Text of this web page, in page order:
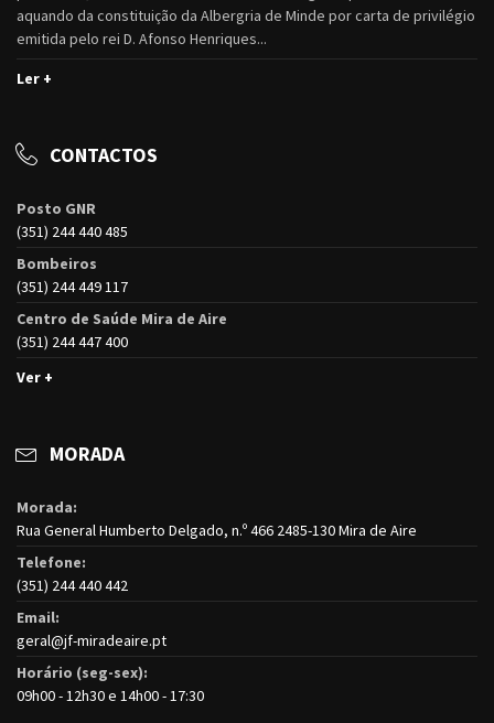
aquando da constituição da Albergria de Minde por carta de privilégio
emitida pelo rei D. Afonso Henriques...
Ler +
CONTACTOS
Posto GNR
(351) 244 440 485
Bombeiros
(351) 244 449 117
Centro de Saúde Mira de Aire
(351) 244 447 400
Ver +
MORADA
Morada:
Rua General Humberto Delgado, n.º 466 2485-130 Mira de Aire
Telefone:
(351) 244 440 442
Email:
geral@jf-miradeaire.pt
Horário (seg-sex):
09h00 - 12h30 e 14h00 - 17:30